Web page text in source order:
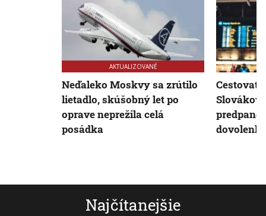
Najčítanejšie
AKTUALIZOVANÉ
Neďaleko Moskvy sa zrútilo
lietadlo, skúšobný let po
oprave neprežila celá
posádka
Slovákov